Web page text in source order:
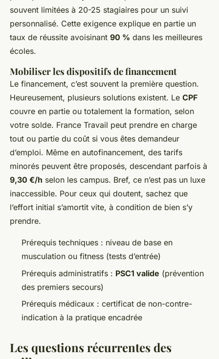
souvent limitées à 20-25 stagiaires pour un suivi
personnalisé. Cette exigence explique en partie un
taux de réussite avoisinant 90 % dans les meilleures
écoles.
Mobiliser les dispositifs de financement
Le financement, c’est souvent la première question.
Heureusement, plusieurs solutions existent. Le CPF
couvre en partie ou totalement la formation, selon
votre solde. France Travail peut prendre en charge
tout ou partie du coût si vous êtes demandeur
d’emploi. Même en autofinancement, des tarifs
minorés peuvent être proposés, descendant parfois à
9,30 €/h selon les campus. Bref, ce n’est pas un luxe
inaccessible. Pour ceux qui doutent, sachez que
l’effort initial s’amortit vite, à condition de bien s’y
prendre.
Prérequis techniques : niveau de base en
musculation ou fitness (tests d’entrée)
Prérequis administratifs : PSC1 valide (prévention
des premiers secours)
Prérequis médicaux : certificat de non-contre-
indication à la pratique encadrée
Les questions récurrentes des